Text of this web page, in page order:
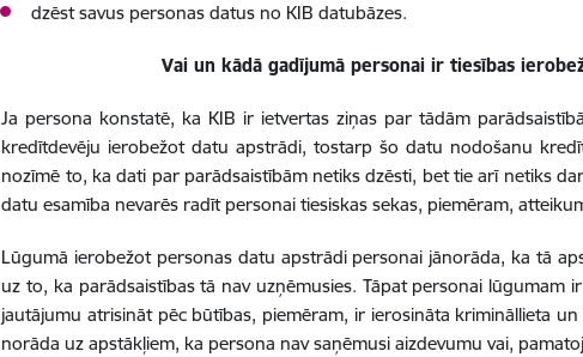
dzēst savus personas datus no KIB datubāzes.
Vai un kādā gadījumā personai ir tiesības
Ja persona konstatē, ka KIB ir ietvertas ziņas par tādām
kredītdevēju ierobežot datu apstrādi, tostarp šo datu nodošanu
nozīmē to, ka dati par parādsaistībām netiks dzēsti, bet tie arī netiks
datu esamība nevarēs radīt personai tiesiskas sekas, piemēram,
Lūgumā ierobežot personas datu apstrādi personai jānorāda, ka tā
uz to, ka parādsaistības tā nav uzņēmusies. Tāpat personai lūgumam
jautājumu atrisināt pēc būtības, piemēram, ir ierosināta krimināllieta
norāda uz apstākļiem, ka persona nav saņēmusi aizdevumu vai,